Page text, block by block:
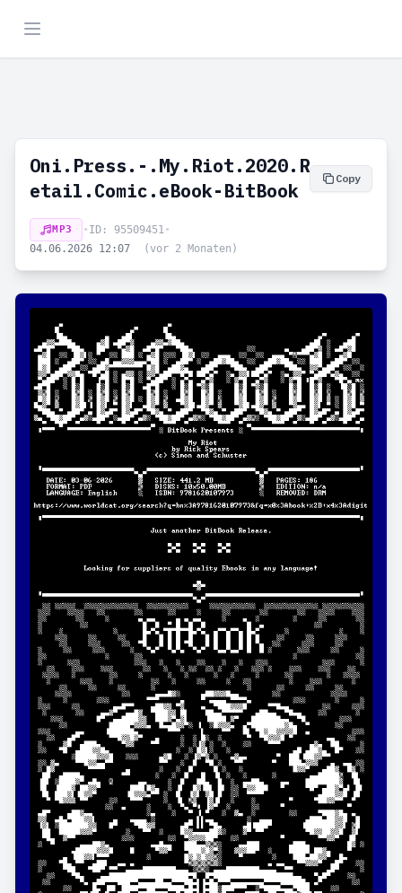
Oni.Press.-.My.Riot.2020.R
etail.Comic.eBook-BitBook
Copy
MP3 • ID: 95509451•
04.06.2026 12:07
(vor 2 Monaten)